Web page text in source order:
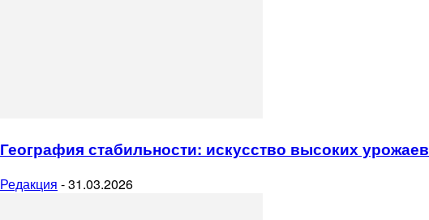
География стабильности: искусство высоких урожаев
Редакция -31.03.2026